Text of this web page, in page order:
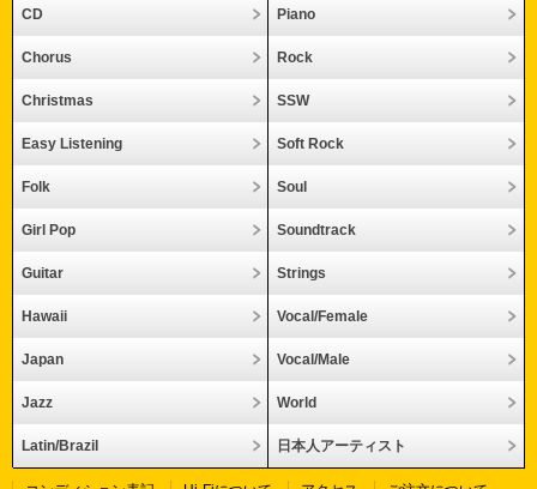
CD Piano
Chorus Rock
Christmas SSW
Easy Listening Soft Rock
Folk Soul
Girl Pop Soundtrack
Guitar Strings
Hawaii Vocal/Female
Japan Vocal/Male
Jazz World
Latin/Brazil 日本人アーティスト